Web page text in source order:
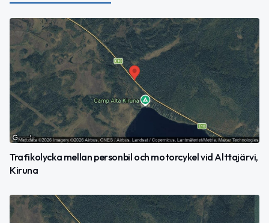
Trafikolycka mellan personbil och motorcykel vid Alttajärvi,
Kiruna